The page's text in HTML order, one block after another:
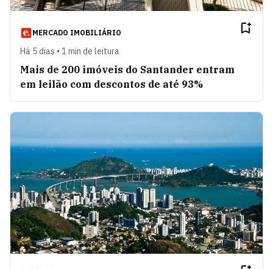
MERCADO IMOBILIÁRIO
Há 5 dias • 1 min de leitura
Mais de 200 imóveis do Santander entram
em leilão com descontos de até 93%